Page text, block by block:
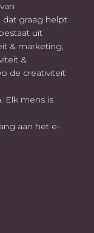
graag helpt
uit
& marketing,
&
de creativiteit
Elk mens is
aan het e-